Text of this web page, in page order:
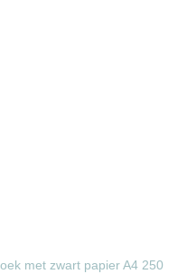
met zwart papier A4 250